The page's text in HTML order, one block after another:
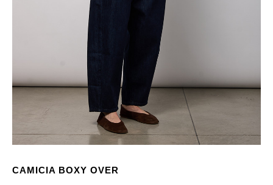
CAMICIA BOXY OVER